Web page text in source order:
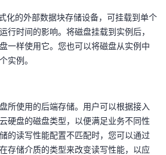
化的外部数据块存储设备，可挂载到单个
行时间的影响。将磁盘挂载到实例后，
一样使用它。您也可以将磁盘从实例中
实例。
所使用的后端存储。用户可以根据接入
硬盘的磁盘类型，以便满足业务不同性
的读写性能配置不匹配时，您可以通过
存储介质的类型来改变读写性能，以应